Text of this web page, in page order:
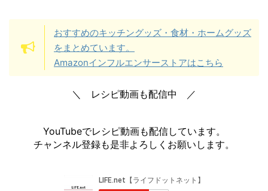
おすすめのキッチングッズ・食材・ホームグッズ
をまとめています。
Amazonインフルエンサーストアはこちら
＼ レシピ動画も配信中 ／
YouTubeでレシピ動画も配信しています。
チャンネル登録も是非よろしくお願いします。